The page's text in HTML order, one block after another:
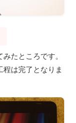
たところです。
は完了となりま